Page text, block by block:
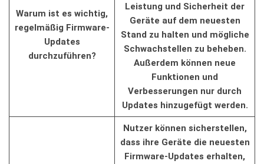
Warum ist es wichtig,
regelmäßig⁣ Firmware-
Updates
durchzuführen?
Leistung und Sicherheit ​der
Geräte auf dem neuesten
Stand zu halten und mögliche⁢
Schwachstellen ​zu beheben.
Außerdem können neue
Funktionen und
Verbesserungen nur durch
Updates​ hinzugefügt werden.
Nutzer können​ sicherstellen,
dass ihre Geräte ‍die neuesten
​Firmware-Updates erhalten,